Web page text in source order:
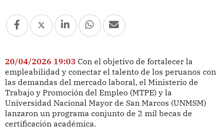
20/04/2026 19:03 Con el objetivo de fortalecer la
empleabilidad y conectar el talento de los peruanos con
las demandas del mercado laboral, el Ministerio de
Trabajo y Promoción del Empleo (MTPE) y la
Universidad Nacional Mayor de San Marcos (UNMSM)
lanzaron un programa conjunto de 2 mil becas de
certificación académica.